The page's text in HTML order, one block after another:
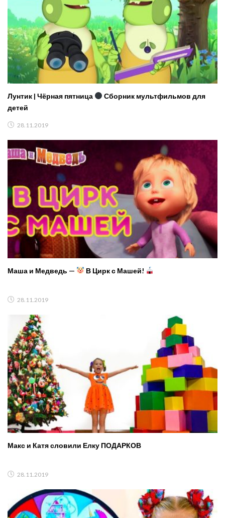
Лунтик | Чёрная пятница
Сборник мультфильмов для
детей
28.11.2019
Маша и Медведь — В Цирк с Машей!
28.11.2019
Макс и Катя словили Елку ПОДАРКОВ
28.11.2019